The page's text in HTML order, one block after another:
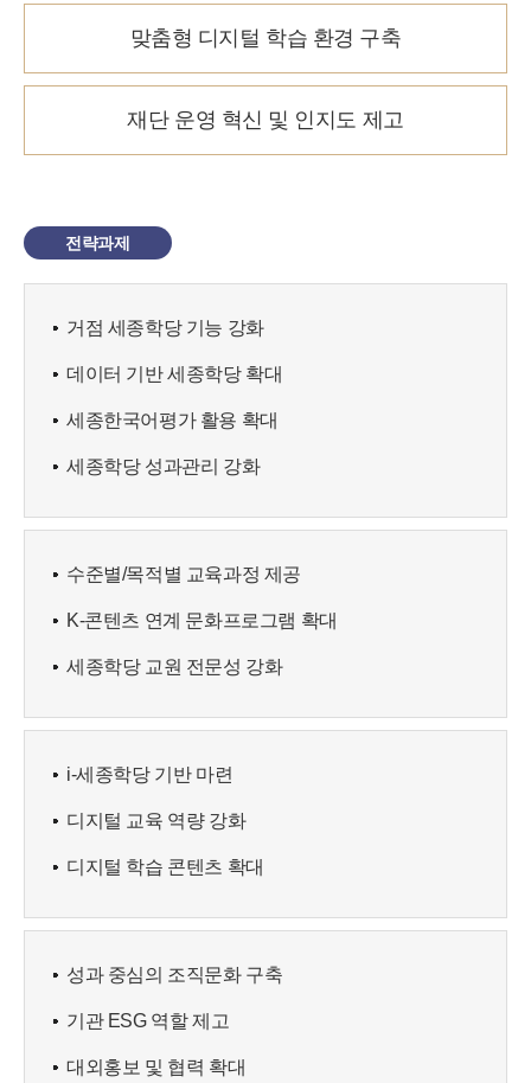
맞춤형 디지털 학습 환경 구축
재단 운영 혁신 및 인지도 제고
전략과제
거점 세종학당 기능 강화
데이터 기반 세종학당 확대
세종한국어평가 활용 확대
세종학당 성과관리 강화
수준별/목적별 교육과정 제공
K-콘텐츠 연계 문화프로그램 확대
세종학당 교원 전문성 강화
i-세종학당 기반 마련
디지털 교육 역량 강화
디지털 학습 콘텐츠 확대
성과 중심의 조직문화 구축
기관 ESG 역할 제고
대외홍보 및 협력 확대